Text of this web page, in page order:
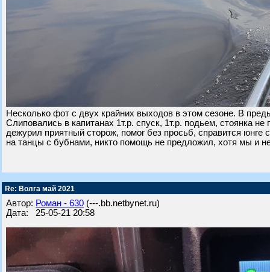
Несколько фот с двух крайних выходов в этом сезоне. В
Слиповались в капитанах 1т.р. спуск, 1т.р. подьем, стоянка
дежурил приятный сторож, помог без просьб, справится
на танцы с бубнами, никто помощь не предложил, хотя мы и
Re: Волга май 2021
Автор: Роман - 630 (---.bb.netbynet.ru)
Дата: 25-05-21 20:58